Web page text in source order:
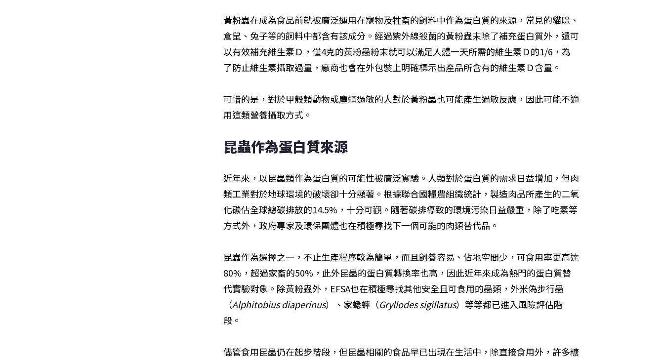
黃粉蟲在成為食品前就被廣泛運用在寵物及牲畜的飼料中作為蛋白質的來源，常見的貓咪、
倉鼠、兔子等的飼料中都含有該成分。經過紫外線殺菌的黃粉蟲末除了補充蛋白質外，還可
以有效補充維生素Ｄ，僅4克的黃粉蟲粉末就可以滿足人體一天所需的維生素Ｄ的1/6，為
了防止維生素攝取過量，廠商也會在外包裝上明確標示出產品所含有的維生素Ｄ含量。
可惜的是，對於甲殼類動物或塵蟎過敏的人對於黃粉蟲也可能產生過敏反應，因此可能不適
用這類營養攝取方式。
昆蟲作為蛋白質來源
近年來，以昆蟲類作為蛋白質的可能性被廣泛實驗。人類對於蛋白質的需求日益增加，但肉
類工業對於地球環境的破壞卻十分顯著。根據聯合國糧農組織統計，製造肉品所產生的二氧
化碳佔全球總碳排放的14.5%，十分可觀。隨著碳排導致的環境污染日益嚴重，除了吃素等
方式外，政府專家及環保團體也在積極尋找下一個可能的肉類替代品。
昆蟲作為選擇之一，不止生產程序較為簡單，而且飼養容易、佔地空間少，可食用率更高達
80%，超過家畜的50%，此外昆蟲的蛋白質轉換率也高，因此近年來成為熱門的蛋白質替
代實驗對象。除黃粉蟲外，EFSA也在積極尋找其他安全且可食用的蟲類，外米偽步行蟲
（Alphitobius diaperinus）、家蟋蟀（Gryllodes sigillatus）等等都已進入風險評估階
段。
儘管食用昆蟲仍在起步階段，但昆蟲相關的食品早已出現在生活中，除直接食用外，許多糖